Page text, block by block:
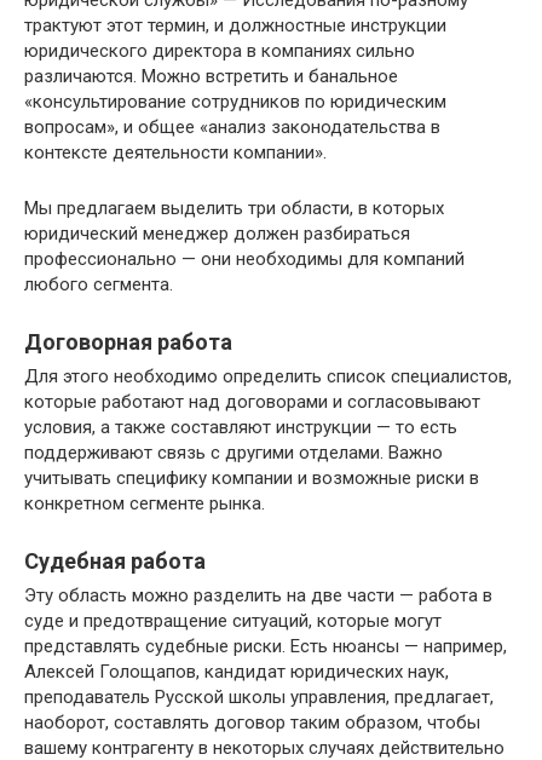
трактуют этот термин, и должностные инструкции
юридического директора в компаниях сильно
различаются. Можно встретить и банальное
«консультирование сотрудников по юридическим
вопросам», и общее «анализ законодательства в
контексте деятельности компании».
Мы предлагаем выделить три области, в которых
юридический менеджер должен разбираться
профессионально — они необходимы для компаний
любого сегмента.
Договорная работа
Для этого необходимо определить список специалистов,
которые работают над договорами и согласовывают
условия, а также составляют инструкции — то есть
поддерживают связь с другими отделами. Важно
учитывать специфику компании и возможные риски в
конкретном сегменте рынка.
Судебная работа
Эту область можно разделить на две части — работа в
суде и предотвращение ситуаций, которые могут
представлять судебные риски. Есть нюансы — например,
Алексей Голощапов, кандидат юридических наук,
преподаватель Русской школы управления, предлагает,
наоборот, составлять договор таким образом, чтобы
вашему контрагенту в некоторых случаях действительно